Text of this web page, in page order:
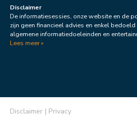
Disclaimer
De informatiesessies, onze website en de
zijn geen financieel advies en enkel
algemene informatiedoeleinden en
Lees meer »
Disclaimer | Privacy